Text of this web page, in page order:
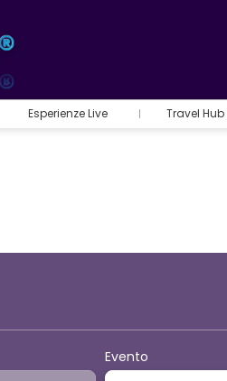
Esperienze Live Travel Hub
Evento